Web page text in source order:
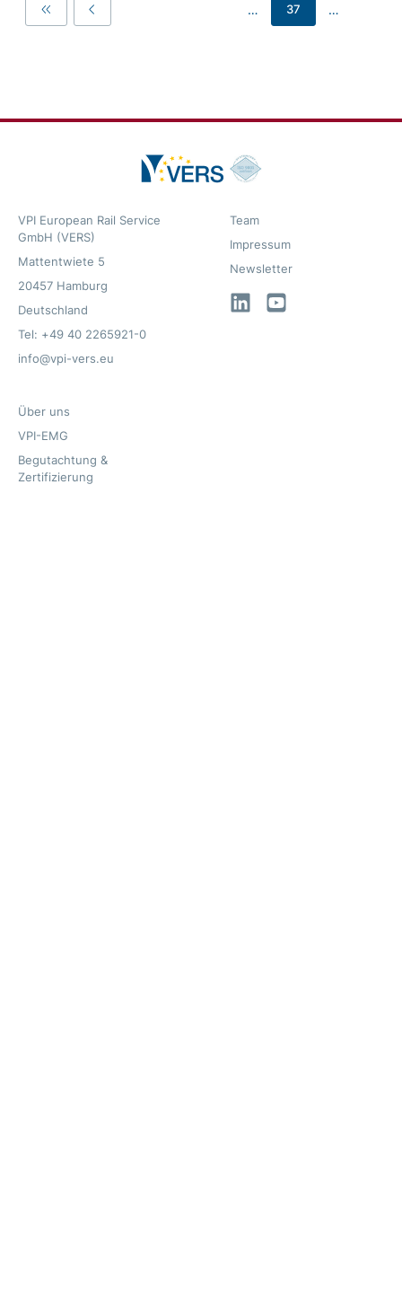
First Previous
… 37 …
VPI European Rail Service
GmbH (VERS)
Mattentwiete 5
20457 Hamburg
Deutschland
Tel: +49 40 2265921-0
info@vpi-vers.eu
Team
Impressum
Newsletter
LinkedInYouTube
Über uns
VPI-EMG
Begutachtung &
Zertifizierung